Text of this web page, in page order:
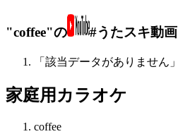
"coffee"の #うたスキ動画
「該当データがありません」
家庭用カラオケ
coffee